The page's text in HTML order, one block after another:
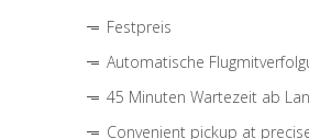
Festpreis
Automatische
45 Minuten Wartezeit ab
Convenient pickup at